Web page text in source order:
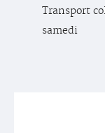
Transport
samedi